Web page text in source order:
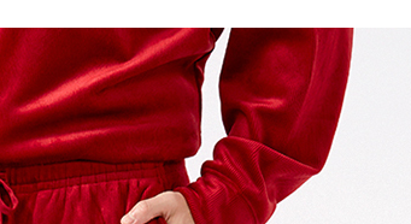
每筆NT$130，滿NT$1,000(含以上)免運費